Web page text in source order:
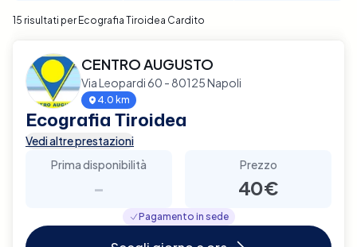
15 risultati per Ecografia Tiroidea Cardito
CENTRO AUGUSTO
Via Leopardi 60 - 80125 Napoli
4.0 km
Ecografia Tiroidea
Vedi altre prestazioni
Prima disponibilità
-
Prezzo
40€
Pagamento in sede